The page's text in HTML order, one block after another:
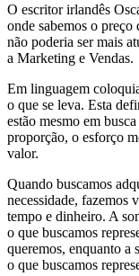
O escritor irlandês
onde sabemos o
não poderia ser mais
a Marketing e Vendas.
Em linguagem
o que se leva. Esta
estão mesmo em
proporção, o esforço
valor.
Quando buscamos
necessidade, fazemos
tempo e dinheiro. A
o que buscamos
queremos, enquanto a
o que buscamos